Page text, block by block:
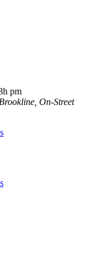
pm
On-Street